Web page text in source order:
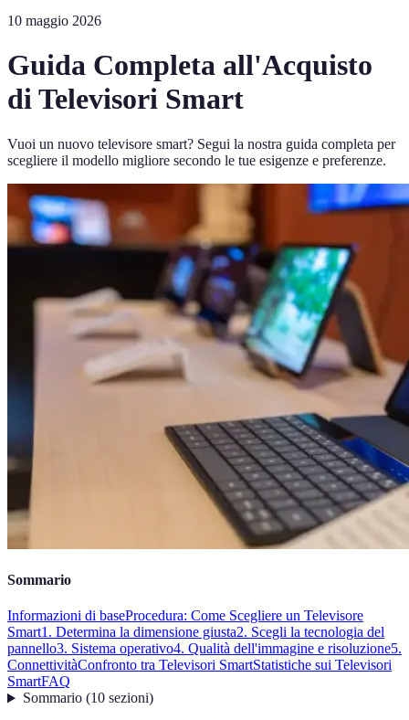
10 maggio 2026
Guida Completa all'Acquisto
di Televisori Smart
Vuoi un nuovo televisore smart? Segui la nostra guida completa per
scegliere il modello migliore secondo le tue esigenze e preferenze.
Sommario
Informazioni di baseProcedura: Come Scegliere un Televisore
Smart1. Determina la dimensione giusta2. Scegli la tecnologia del
pannello3. Sistema operativo4. Qualità dell'immagine e risoluzione5.
ConnettivitàConfronto tra Televisori SmartStatistiche sui Televisori
SmartFAQ
Sommario(10 sezioni)